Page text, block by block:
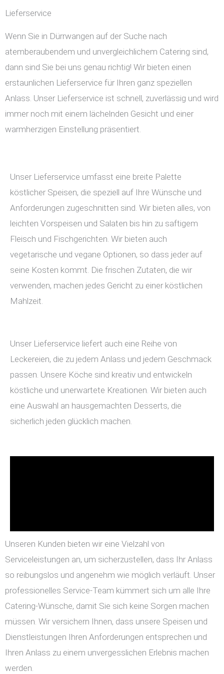
Lieferservice
Wenn Sie in Dürrwangen auf der Suche nach
atemberaubendem und unvergleichlichem Catering sind,
dann sind Sie bei uns genau richtig! Wir bieten einen
erstaunlichen Lieferservice für Ihren ganz speziellen
Anlass. Unser Lieferservice ist schnell, zuverlässig und wird
immer noch mit einem lächelnden Gesicht und einer
warmherzigen Einstellung präsentiert.
Unser Lieferservice umfasst eine breite Palette
köstlicher Speisen, die speziell auf Ihre Wünsche und
Anforderungen zugeschnitten sind. Wir bieten alles, von
leichten Vorspeisen und Salaten bis hin zu saftigem
Fleisch und Fischgerichten. Wir bieten auch
vegetarische und vegane Optionen, so dass jeder auf
seine Kosten kommt. Die frischen Zutaten, die wir
verwenden, machen jedes Gericht zu einer köstlichen
Mahlzeit.
Unser Lieferservice liefert auch eine Reihe von
Leckereien, die zu jedem Anlass und jedem Geschmack
passen. Unsere Köche sind kreativ und entwickeln
köstliche und unerwartete Kreationen. Wir bieten auch
eine Auswahl an hausgemachten Desserts, die
sicherlich jeden glücklich machen.
Unseren Kunden bieten wir eine Vielzahl von
Serviceleistungen an, um sicherzustellen, dass Ihr Anlass
so reibungslos und angenehm wie möglich verläuft. Unser
professionelles Service-Team kümmert sich um alle Ihre
Catering-Wünsche, damit Sie sich keine Sorgen machen
müssen. Wir versichern Ihnen, dass unsere Speisen und
Dienstleistungen Ihren Anforderungen entsprechen und
Ihren Anlass zu einem unvergesslichen Erlebnis machen
werden.